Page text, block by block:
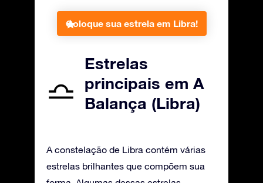
Coloque sua estrela em Libra!
Estrelas
principais em A
Balança (Libra)
A constelação de Libra contém várias
estrelas brilhantes que compõem sua